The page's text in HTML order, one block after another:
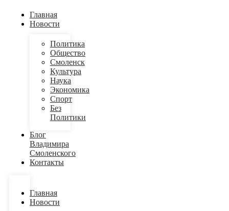
Главная
Новости
Политика
Общество
Смоленск
Культура
Наука
Экономика
Спорт
Без
Политики
Блог
Владимира
Смоленского
Контакты
Главная
Новости